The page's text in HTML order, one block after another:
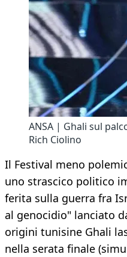
ANSA | Ghali sul
Rich Ciolino
Il Festival meno
uno strascico politico
ferita sulla guerra fra
al genocidio" lanciato
origini tunisine Ghali
nella serata finale